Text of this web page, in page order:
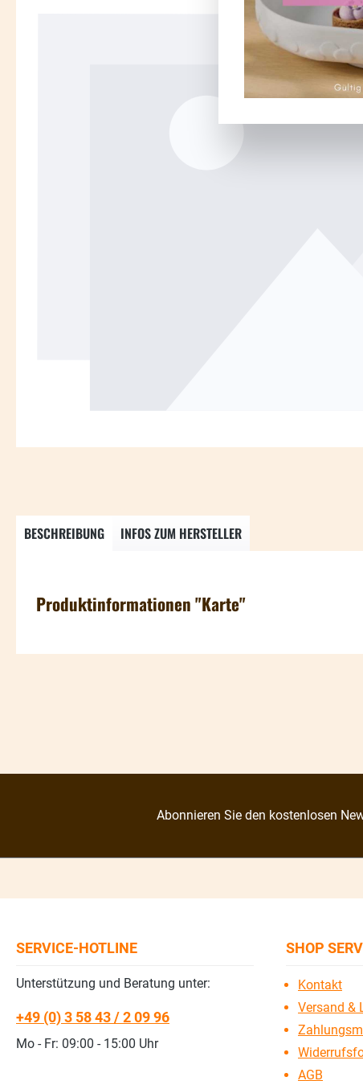
BESCHREIBUNG INFOS ZUM HERSTELLER
Produktinformationen "Karte"
Abonnieren Sie den kostenlosen
SERVICE-HOTLINE
Unterstützung und Beratung unter:
+49 (0) 3 58 43 / 2 09 96
Mo - Fr: 09:00 - 15:00 Uhr
SHOP
Kontakt
Versand &
AGB